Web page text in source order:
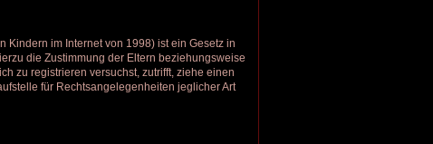
Kindern im Internet von 1998) ist ein Gesetz in
die Zustimmung der Eltern beziehungsweise
zu registrieren versuchst, zutrifft, ziehe einen
für Rechtsangelegenheiten jeglicher Art